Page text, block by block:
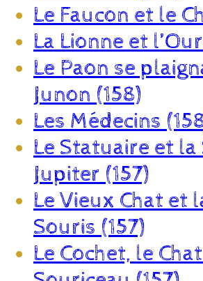
Le Faucon et le
La Lionne et
Le Paon se
Junon (158)
Les Médecins
Le Statuaire et
Jupiter (157)
Le Vieux Chat et
Souris (157)
Le Cochet, le